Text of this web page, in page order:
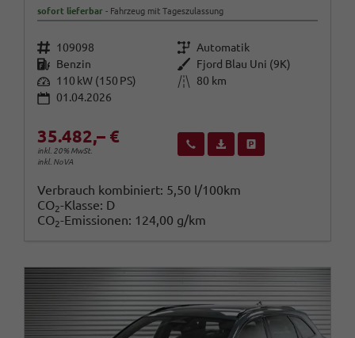
sofort lieferbar Fahrzeug mit Tageszulassung
Fahrzeugnr. 109098 Getriebe Automatik
Kraftstoff Benzin Außenfarbe
Fjord Blau Uni (9K)
Leistung 110 kW (150 PS) Kilometerstand
80 km
01.04.2026
35.482,– €
inkl. 20% MwSt.
inkl. NoVA
Wir rufen Sie anFahrzeugexposé (PDF)
Verbrauch kombiniert: 5,50 l/100km
CO2-Klasse: D
CO2-Emissionen: 124,00 g/km